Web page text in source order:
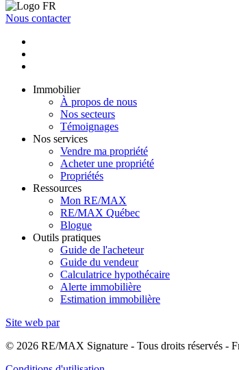
Nous contacter
Immobilier
À propos de nous
Nos secteurs
Témoignages
Nos services
Vendre ma propriété
Acheter une propriété
Propriétés
Ressources
Mon RE/MAX
RE/MAX Québec
Blogue
Outils pratiques
Guide de l'acheteur
Guide du vendeur
Calculatrice hypothécaire
Alerte immobilière
Estimation immobilière
Site web par
© 2026 RE/MAX Signature - Tous droits réservés -